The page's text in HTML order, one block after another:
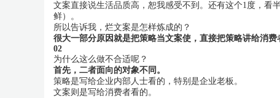
文案直接说生活品质高，恕我感受不到。还有这个1度，看
鲜）。
所以告诉我，烂文案是怎样炼成的？
很大一部分原因就是把策略当文案使，直接把策略讲给消费
02
为什么这么做不合适呢？
首先，二者面向的对象不同。
策略是写给企业内部人士看的，特别是企业老板。
文案则是写给消费者看的。